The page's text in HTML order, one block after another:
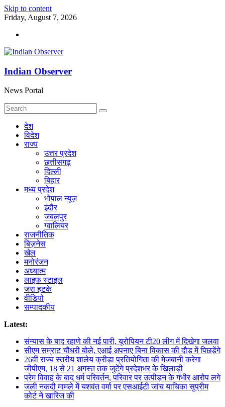
Skip to content
Friday, August 7, 2026
Indian Observer
News Portal
देश
विदेश
राज्य
उत्तर प्रदेश
छत्तीसगढ़
दिल्ली
बिहार
मध्य प्रदेश
भोपाल न्यूज़
इंदौर
जबलपुर
ग्वालियर
राजनीतिक
बिज़नेस
खेल
मनोरंजन
अध्यात्म
लाइफ स्टाइल
जरा हटके
वीडियो
सम्पादकीय
Latest:
संन्यास के बाद रहाणे की नई पारी, यूरोपियन टी20 लीग में दिखेगा जलवा
सीएम सम्राट चौधरी बोले, एआई अपनाए बिना विकास की दौड़ में पिछड़ेंगे
26वीं राज्य स्तरीय शालेय क्रीड़ा प्रतियोगिता की मेजबानी करेगा
जीपीएम, 18 से 21 अगस्त तक जुटेंगे प्रदेशभर के खिलाड़ी
प्रेम विवाह के बाद धर्म परिवर्तन, परिवार पर उत्पीड़न के गंभीर आरोप लगे
जली नकदी मामले में यशवंत वर्मा पर एसआईटी जांच याचिका सुप्रीम
कोर्ट ने खारिज की